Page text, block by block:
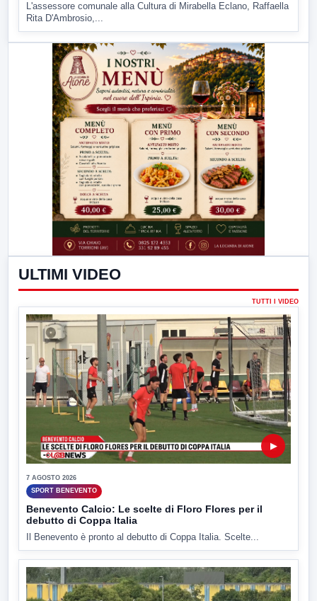
L'assessore comunale alla Cultura di Mirabella Eclano, Raffaella
Rita D'Ambrosio,...
ULTIMI VIDEO
TUTTI I VIDEO
▶
7 AGOSTO 2026
SPORT BENEVENTO
Benevento Calcio: Le scelte di Floro Flores per il
debutto di Coppa Italia
Il Benevento è pronto al debutto di Coppa Italia. Scelte...